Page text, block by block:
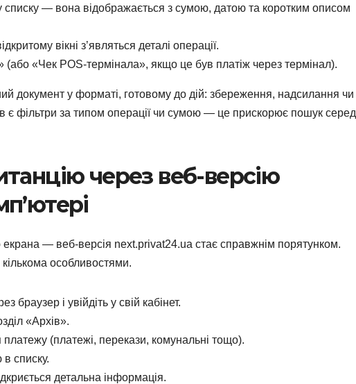
списку — вона відображається з сумою, датою та коротким описом
вікні з’являться деталі операції.
(або «Чек POS-термінала», якщо це був платіж через термінал).
документ у форматі, готовому до дій: збереження, надсилання чи
є фільтри за типом операції чи сумою — це прискорює пошук серед
через веб-версію
екрана — веб-версія next.privat24.ua стає справжнім порятунком.
особливостями.
браузер і увійдіть у свій кабінет.
«Архів».
платежу (платежі, перекази, комунальні тощо).
в списку.
детальна інформація.